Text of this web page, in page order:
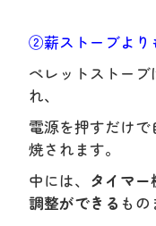
②薪ストーブより
ペレットストー
れ、
電源を押すだけ
焼されます。
中には、 タイマ
調整ができる もの